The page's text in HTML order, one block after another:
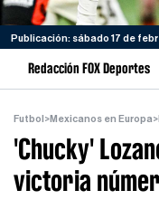
Publicación: sábado 17 de
Redacción FOX Deportes
Futbol >Mexicanos en Europa>
'Chucky'
victoria